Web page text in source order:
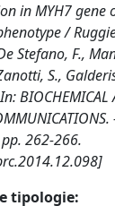
in MYH7 gene
/
Stefano, F.,
S.,
BIOCHEMICAL
262-266.
tipologie: